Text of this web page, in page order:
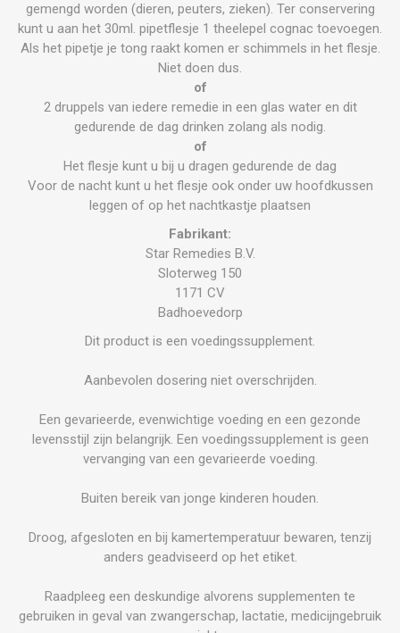
gemengd worden (dieren, peuters, zieken). Ter conservering
kunt u aan het 30ml. pipetflesje 1 theelepel cognac toevoegen.
Als het pipetje je tong raakt komen er schimmels in het flesje.
Niet doen dus.
of
2 druppels van iedere remedie in een glas water en dit
gedurende de dag drinken zolang als nodig.
of
Het flesje kunt u bij u dragen gedurende de dag
Voor de nacht kunt u het flesje ook onder uw hoofdkussen
leggen of op het nachtkastje plaatsen
Fabrikant:
Star Remedies B.V.
Sloterweg 150
1171 CV
Badhoevedorp
Dit product is een voedingssupplement.
Aanbevolen dosering niet overschrijden.
Een gevarieerde, evenwichtige voeding en een gezonde
levensstijl zijn belangrijk. Een voedingssupplement is geen
vervanging van een gevarieerde voeding.
Buiten bereik van jonge kinderen houden.
Droog, afgesloten en bij kamertemperatuur bewaren, tenzij
anders geadviseerd op het etiket.
Raadpleeg een deskundige alvorens supplementen te
gebruiken in geval van zwangerschap, lactatie, medicijngebruik